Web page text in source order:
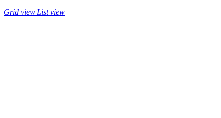
Grid view List view